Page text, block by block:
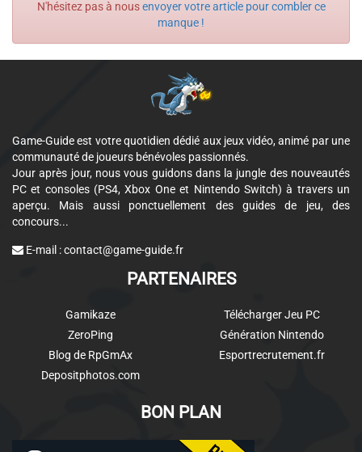
N'hésitez pas à nousenvoyer votre article pour combler ce
manque !
Game-Guide est votre quotidien dédié aux jeux vidéo, animé par une
communauté de joueurs bénévoles passionnés.
Jour après jour, nous vous guidons dans la jungle des nouveautés
PC et consoles (PS4, Xbox One et Nintendo Switch) à travers un
aperçu. Mais aussi ponctuellement des guides de jeu, des
concours...
E-mail :contact@game-guide.fr
PARTENAIRES
Gamikaze
ZeroPing
Blog de RpGmAx
Depositphotos.com
Télécharger Jeu PC
Génération Nintendo
Esportrecrutement.fr
BON PLAN